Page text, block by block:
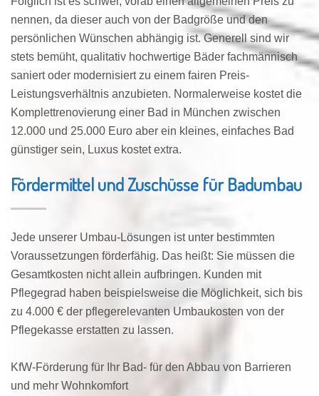
nennen, da dieser auch von der Badgröße und den
persönlichen Wünschen abhängig ist. Generell sind wir
stets bemüht, qualitativ hochwertige Bäder fachmännisch
saniert oder modernisiert zu einem fairen Preis-
Leistungsverhältnis anzubieten. Normalerweise kostet die
Komplettrenovierung einer Bad in München zwischen
12.000 und 25.000 Euro aber ein kleines, einfaches Bad
günstiger sein, Luxus kostet extra.
Fördermittel und Zuschüsse für Badumbau
Jede unserer Umbau-Lösungen ist unter bestimmten
Voraussetzungen förderfähig. Das heißt: Sie müssen die
Gesamtkosten nicht allein aufbringen. Kunden mit
Pflegegrad haben beispielsweise die Möglichkeit, sich bis
zu 4.000 € der pflegerelevanten Umbaukosten von der
Pflegekasse erstatten zu lassen.
KfW-Förderung für Ihr Bad- für den Abbau von Barrieren
und mehr Wohnkomfort